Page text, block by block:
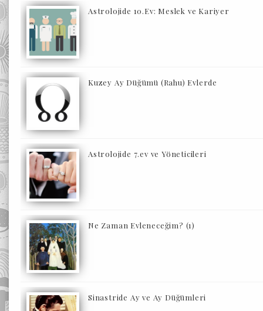
Astrolojide 10.Ev: Meslek ve Kariyer
Kuzey Ay Düğümü (Rahu) Evlerde
Astrolojide 7.ev ve Yöneticileri
Ne Zaman Evleneceğim? (1)
Sinastride Ay ve Ay Düğümleri